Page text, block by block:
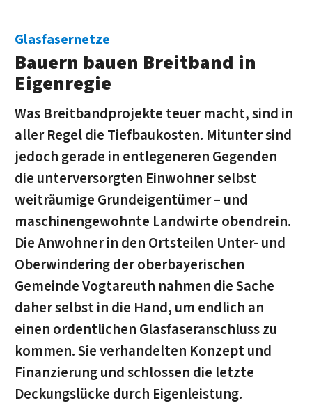
Glasfasernetze
Bauern bauen Breit­band in
Eigenregie
Was Breitbandprojekte teuer macht, sind in
aller Regel die Tiefbaukosten. Mitunter sind
jedoch gerade in entlegeneren Gegenden
die unterversorgten Einwohner selbst
weiträumige Grundeigentümer – und
maschinengewohnte Landwirte obendrein.
Die Anwohner in den Ortsteilen Unter- und
Oberwindering der oberbayerischen
Gemeinde Vogtareuth nahmen die Sache
daher selbst in die Hand, um endlich an
einen ordentlichen Glasfaseranschluss zu
kommen. Sie verhandelten Konzept und
Finanzierung und schlossen die letzte
Deckungslücke durch Eigenleistung.